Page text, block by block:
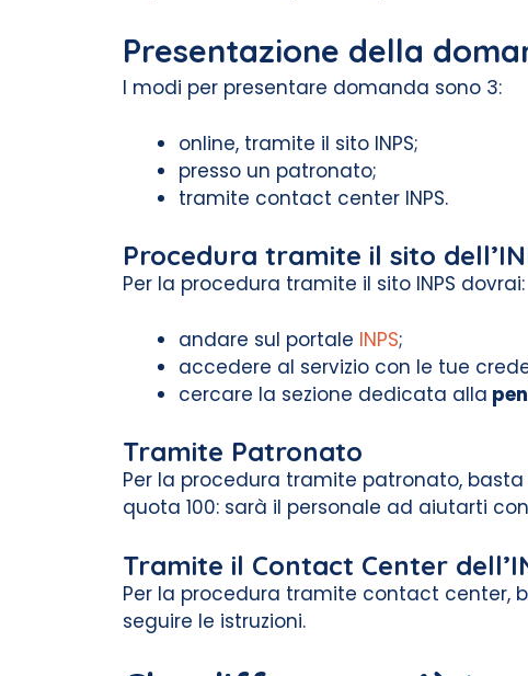
Presentazione della
I modi per presentare domanda sono 3:
online, tramite il sito INPS;
presso un patronato;
tramite contact center INPS.
Procedura tramite il sito
Per la procedura tramite il sito INPS dovrai:
andare sul portale INPS;
accedere al servizio con le tue
cercare la sezione dedicata alla
Tramite Patronato
Per la procedura tramite patronato,
quota 100: sarà il personale ad aiutarti
Tramite il Contact Center
Per la procedura tramite contact center,
seguire le istruzioni.